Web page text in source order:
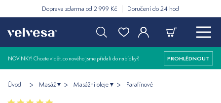
Doprava zdarma od 2 999 Kč Doručení do 24 hod
NOVINKY! Chcete vidět, co nového jsme přidali do nabídky? PROHLÉDNOUT
Úvod Masáž Masážní oleje Parafínové